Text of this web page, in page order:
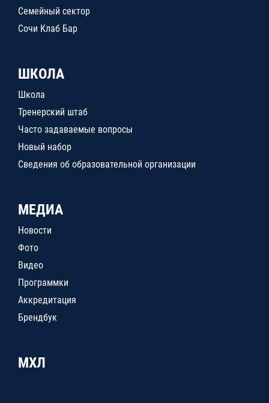
Семейный сектор
Сочи Клаб Бар
ШКОЛА
Школа
Тренерский штаб
Часто задаваемые вопросы
Новый набор
Сведения об образовательной организации
МЕДИА
Новости
Фото
Видео
Программки
Аккредитация
Брендбук
МХЛ